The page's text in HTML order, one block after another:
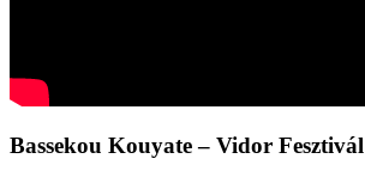
Bassekou Kouyate – Vidor Fesztivál